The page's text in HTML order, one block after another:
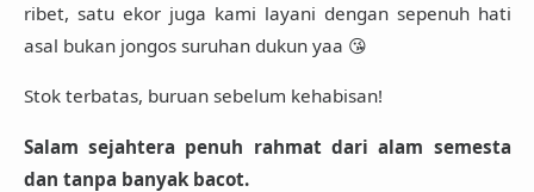
ribet, satu ekor juga kami layani dengan sepenuh hati
asal bukan jongos suruhan dukunyaa 😘
Stok terbatas, buruan sebelum kehabisan!
Salam sejahtera penuh rahmat dari alam semesta
dan tanpa banyak bacot.